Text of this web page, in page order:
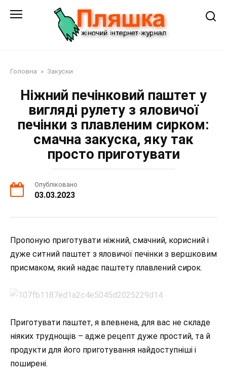
Головна » Закуски
Ніжний печінковий паштет у
вигляді рулету з яловичої
печінки з плавленим сирком:
смачна закуска, яку так
просто приготувати
Опубліковано
03.03.2023
Пропоную приготувати ніжний, смачний, корисний і
дуже ситний паштет з яловичої печінки з вершковим
присмаком, який надає паштету плавлений сирок.
Приготувати паштет, я впевнена, для вас не складе
ніяких труднощів – адже рецепт дуже простий, та й
продукти для його приготування найдоступніші і
поширені.